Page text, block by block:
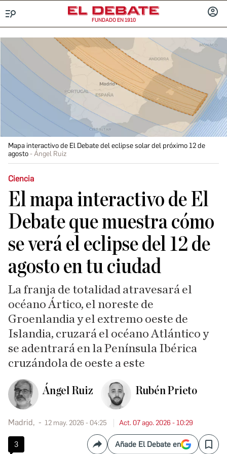
FUNDADO EN 1910
Mapa interactivo de El Debate del eclipse solar del próximo 12 de
agosto
Ángel Ruiz
Ciencia
El mapa interactivo de El
Debate que muestra cómo
se verá el eclipse del 12 de
agosto en tu ciudad
La franja de totalidad atravesará el
océano Ártico, el noreste de
Groenlandia y el extremo oeste de
Islandia, cruzará el océano Atlántico y
se adentrará en la Península Ibérica
cruzándola de oeste a este
Ángel Ruiz Rubén Prieto
Madrid, 12 may. 2026 - 04:25 Act. 07 ago. 2026 - 10:29
3 CompartirAñade El Debate en Save